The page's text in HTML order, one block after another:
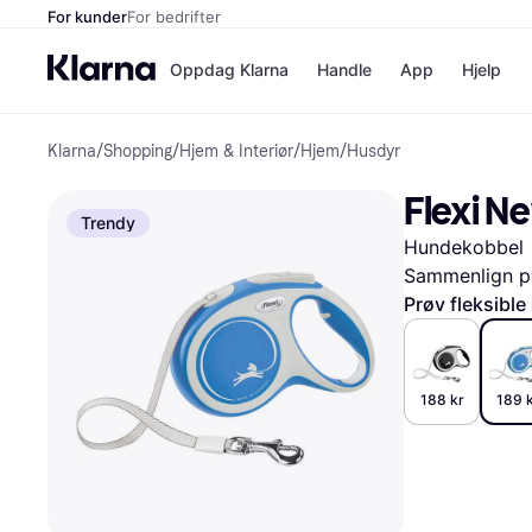
For kunderFor bedrifter
Oppdag Klarna
Betal nå
Betal i 3
Betal innen
Finansiering
Vipps
Handle
kicks.no
App Hjelp
Klarna/Shopping/Hjem & Interiør/Hjem/Husdyr
Trendy Flexi
Hundekobbel
Sammenlign
Prøv
188 kr 189